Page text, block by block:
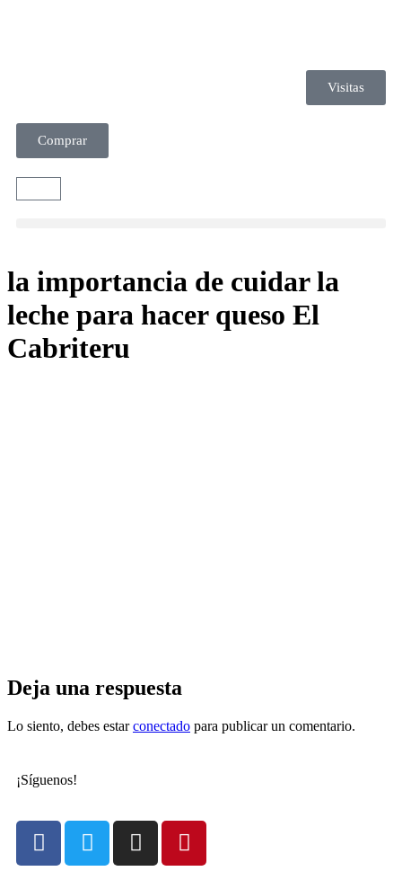
Visitas
Comprar
la importancia de cuidar la
leche para hacer queso El
Cabriteru
Deja una respuesta
Lo siento, debes estarconectado para publicar un comentario.
¡Síguenos!